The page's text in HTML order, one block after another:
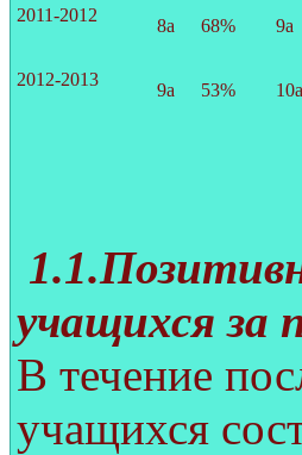
2011-2012
8а 68% 9а
2012-2013
9а 53% 10а
учащихся за
В течение
учащихся